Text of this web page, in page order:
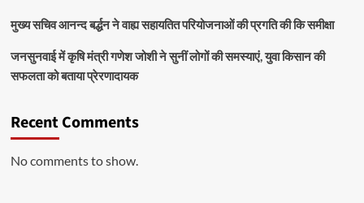
मुख्य सचिव आनन्द बर्द्धन ने वाह्य सहायतित परियोजनाओं की प्रगति की कि समीक्षा
जनसुनवाई में कृषि मंत्री गणेश जोशी ने सुनीं लोगों की समस्याएं, युवा किसान की
सफलता को बताया प्रेरणादायक
Recent Comments
No comments to show.